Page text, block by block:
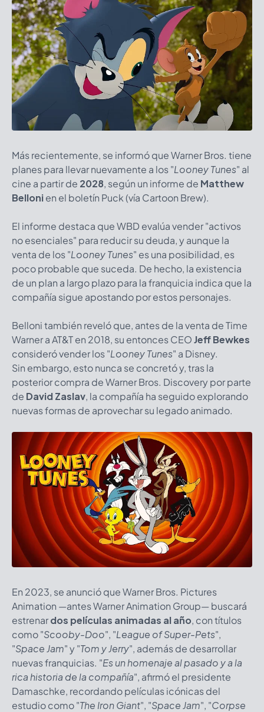
Más recientemente, se informó que Warner Bros. tiene
planes para llevar nuevamente a los "Looney Tunes" al
cine a partir de 2028, según un informe de Matthew
Bellonien el boletín Puck (vía Cartoon Brew).
El informe destaca queWBD evalúa vender "activos
no esenciales" para reducir su deuda, y aunque la
venta de los "Looney Tunes" es una posibilidad, es
poco probable que suceda. De hecho, la existencia
de un plan a largo plazo para la franquicia indica que la
compañía sigue apostando por estos personajes.
Belloni también reveló que, antes de la venta de Time
Warner a AT&T en 2018, su entonces CEOJeff Bewkes
consideró vender los "Looney Tunes" a Disney.
Sin embargo, esto nunca se concretó y, tras la
posterior compra de Warner Bros. Discovery por parte
de David Zaslav, la compañía ha seguido explorando
nuevas formas de aprovechar su legado animado.
En 2023, se anunció que Warner Bros. Pictures
Animation —antes Warner Animation Group— buscará
estrenardos películas animadas al año, con títulos
como "Scooby-Doo", "League of Super-Pets",
"Space Jam" y "Tom y Jerry", además de desarrollar
nuevas franquicias. "Es un homenaje al pasado y a la
rica historia de la compañía", afirmó el presidente
Damaschke, recordando películas icónicas del
estudio como "The Iron Giant", "Space Jam", "Corpse